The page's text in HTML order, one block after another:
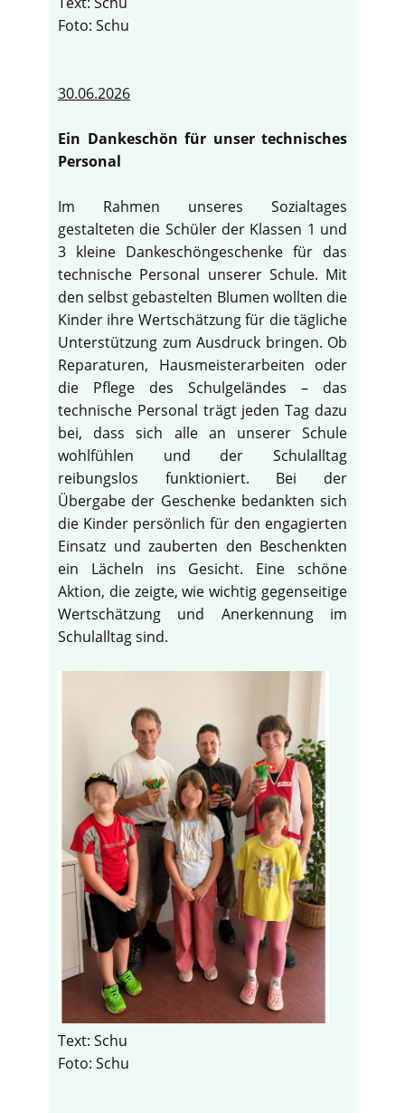
Foto: Schu
30.06.2026
Ein Dankeschön für unser technisches
Personal
Im Rahmen unseres Sozialtages
gestalteten die Schüler der Klassen 1 und
3 kleine Dankeschöngeschenke für das
technische Personal unserer Schule. Mit
den selbst gebastelten Blumen wollten die
Kinder ihre Wertschätzung für die tägliche
Unterstützung zum Ausdruck bringen. Ob
Reparaturen, Hausmeisterarbeiten oder
die Pflege des Schulgeländes – das
technische Personal trägt jeden Tag dazu
bei, dass sich alle an unserer Schule
wohlfühlen und der Schulalltag
reibungslos funktioniert. Bei der
Übergabe der Geschenke bedankten sich
die Kinder persönlich für den engagierten
Einsatz und zauberten den Beschenkten
ein Lächeln ins Gesicht. Eine schöne
Aktion, die zeigte, wie wichtig gegenseitige
Wertschätzung und Anerkennung im
Schulalltag sind.
Text: Schu
Foto: Schu